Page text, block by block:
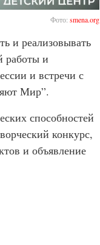
Фото: smena.org
и реализовывать
работы и
и встречи с
Мир”.
способностей
конкурс,
и объявление